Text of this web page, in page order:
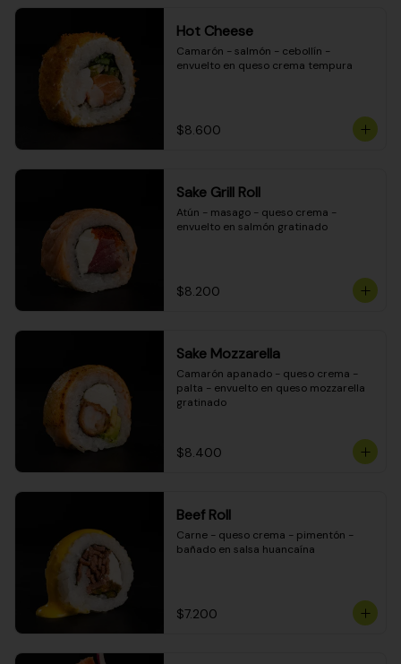
Hot Cheese
Camarón - salmón - cebollín -
envuelto en queso crema tempura
$8.600
Sake Grill Roll
Atún - masago - queso crema -
envuelto en salmón gratinado
$8.200
Sake Mozzarella
Camarón apanado - queso crema -
palta - envuelto en queso mozzarella
gratinado
$8.400
Beef Roll
Carne - queso crema - pimentón -
bañado en salsa huancaína
$7.200